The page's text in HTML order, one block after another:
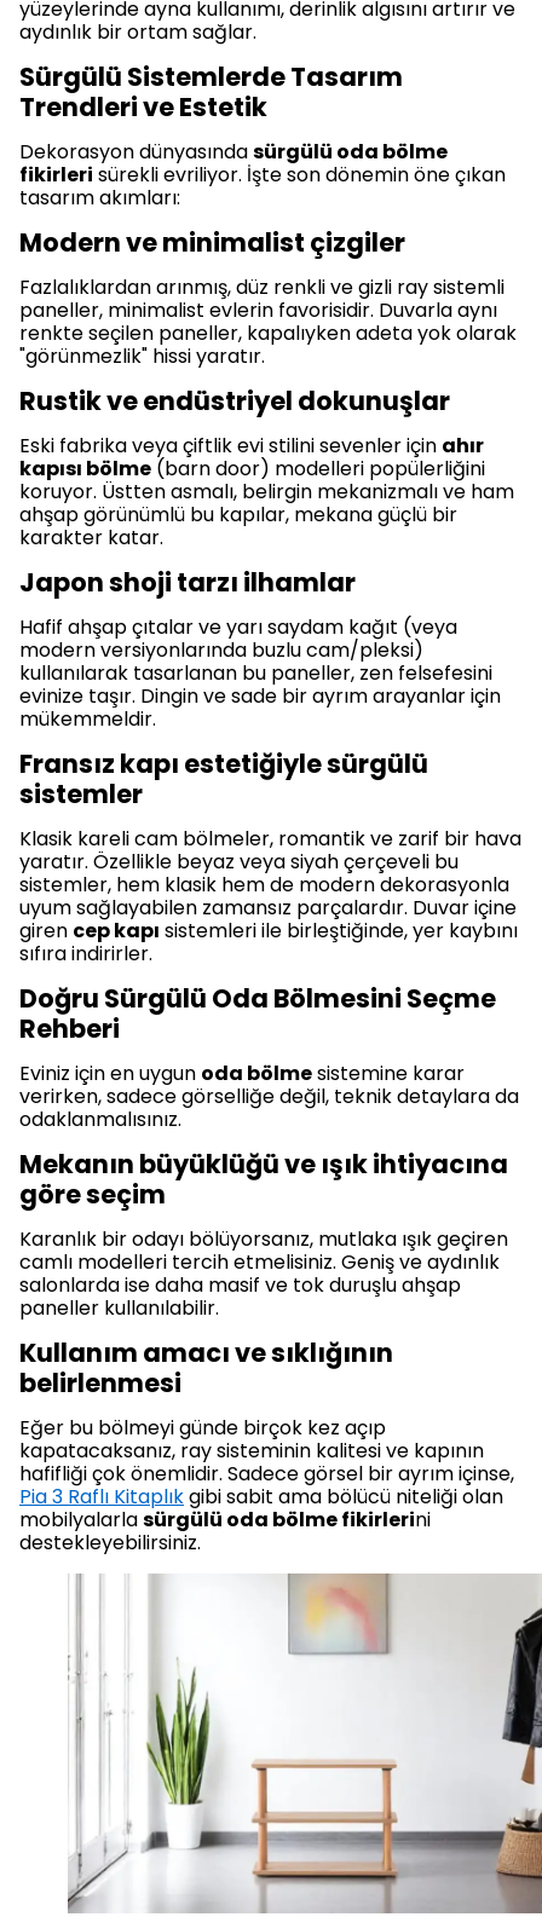
yüzeylerinde ayna kullanımı, derinlik algısını artırır ve
aydınlık bir ortam sağlar.
Sürgülü Sistemlerde Tasarım
Trendleri ve Estetik
Dekorasyon dünyasındasürgülü oda bölme
fikirleri sürekli evriliyor. İşte son dönemin öne çıkan
tasarım akımları:
Modern ve minimalist çizgiler
Fazlalıklardan arınmış, düz renkli ve gizli ray sistemli
paneller, minimalist evlerin favorisidir. Duvarla aynı
renkte seçilen paneller, kapalıyken adeta yok olarak
"görünmezlik" hissi yaratır.
Rustik ve endüstriyel dokunuşlar
Eski fabrika veya çiftlik evi stilini sevenler için ahır
kapısı bölme (barn door) modelleri popülerliğini
koruyor. Üstten asmalı, belirgin mekanizmalı ve ham
ahşap görünümlü bu kapılar, mekana güçlü bir
karakter katar.
Japon shoji tarzı ilhamlar
Hafif ahşap çıtalar ve yarı saydam kağıt (veya
modern versiyonlarında buzlu cam/pleksi)
kullanılarak tasarlanan bu paneller, zen felsefesini
evinize taşır. Dingin ve sade bir ayrım arayanlar için
mükemmeldir.
Fransız kapı estetiğiyle sürgülü
sistemler
Klasik kareli cam bölmeler, romantik ve zarif bir hava
yaratır. Özellikle beyaz veya siyah çerçeveli bu
sistemler, hem klasik hem de modern dekorasyonla
uyum sağlayabilen zamansız parçalardır. Duvar içine
giren cep kapı sistemleri ile birleştiğinde, yer kaybını
sıfıra indirirler.
Doğru Sürgülü Oda Bölmesini Seçme
Rehberi
Eviniz için en uygun oda bölmesistemine karar
verirken, sadece görselliğe değil, teknik detaylara da
odaklanmalısınız.
Mekanın büyüklüğü ve ışık ihtiyacına
göre seçim
Karanlık bir odayı bölüyorsanız, mutlaka ışık geçiren
camlı modelleri tercih etmelisiniz. Geniş ve aydınlık
salonlarda ise daha masif ve tok duruşlu ahşap
paneller kullanılabilir.
Kullanım amacı ve sıklığının
belirlenmesi
Eğer bu bölmeyi günde birçok kez açıp
kapatacaksanız, ray sisteminin kalitesi ve kapının
hafifliği çok önemlidir. Sadece görsel bir ayrım içinse,
Pia 3 Raflı Kitaplıkgibi sabit ama bölücü niteliği olan
mobilyalarlasürgülü oda bölme fikirlerini
destekleyebilirsiniz.